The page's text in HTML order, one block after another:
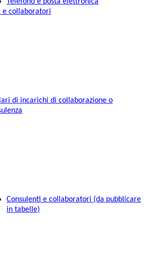
e collaboratori
di incarichi di collaborazione o
Consulenti e collaboratori (da pubblicare
in tabelle)